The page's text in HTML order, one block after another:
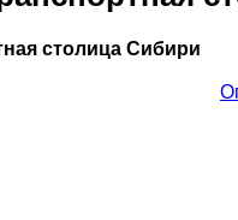
столица Сибири